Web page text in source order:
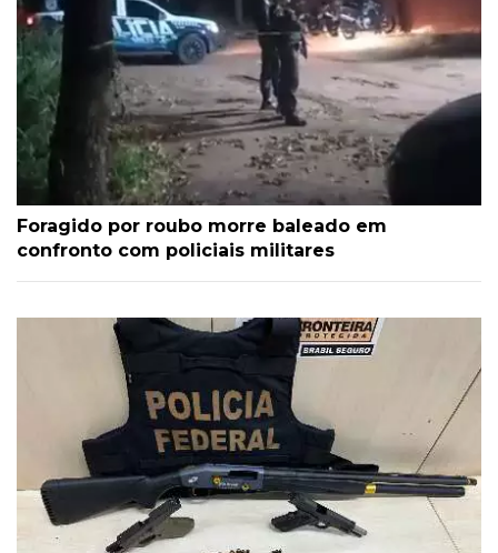
Foragido por roubo morre baleado em
confronto com policiais militares